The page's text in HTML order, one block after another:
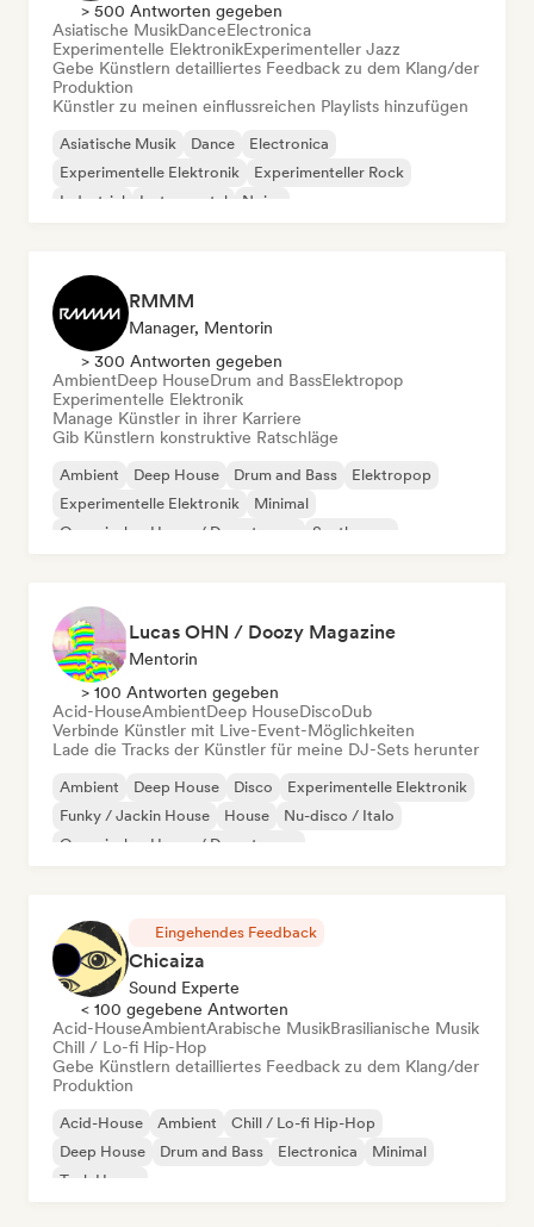
> 500 Antworten gegeben
Asiatische MusikDanceElectronica
Experimentelle ElektronikExperimenteller Jazz
Gebe Künstlern detailliertes Feedback zu dem Klang/der
Produktion
Künstler zu meinen einflussreichen Playlists hinzufügen
Asiatische Musik Dance
Electronica
Experimentelle Elektronik
Experimenteller Rock
Industrial
Instrumental Noise
RMMM
Manager, Mentorin
> 300 Antworten gegeben
AmbientDeep HouseDrum and BassElektropop
Experimentelle Elektronik
Manage Künstler in ihrer Karriere
Gib Künstlern konstruktive Ratschläge
Ambient Deep House Drum and Bass
Elektropop
Experimentelle Elektronik
Minimal
Organischer House / Downtempo
Synthwave
Lucas OHN / Doozy Magazine
Mentorin
> 100 Antworten gegeben
Acid-HouseAmbientDeep HouseDiscoDub
Verbinde Künstler mit Live-Event-Möglichkeiten
Lade die Tracks der Künstler für meine DJ-Sets herunter
Ambient Deep House Disco
Experimentelle Elektronik
Funky / Jackin House
House
Nu-disco / Italo
Organischer House / Downtempo
Eingehendes Feedback
Chicaiza
Sound Experte
< 100 gegebene Antworten
Acid-HouseAmbientArabische MusikBrasilianische Musik
Chill / Lo-fi Hip-Hop
Gebe Künstlern detailliertes Feedback zu dem Klang/der
Produktion
Acid-House Ambient
Chill / Lo-fi Hip-Hop
Deep House
Drum and Bass Electronica
Minimal
Tech House